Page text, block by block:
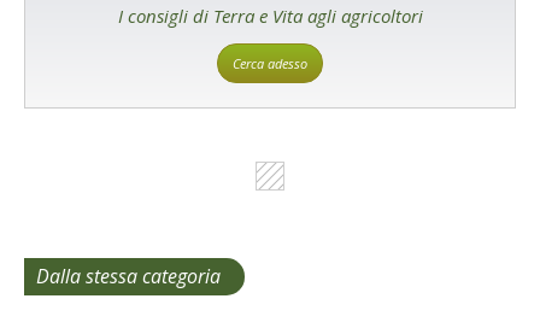
I consigli di Terra e Vita agli agricoltori
Cerca adesso
Dalla stessa categoria